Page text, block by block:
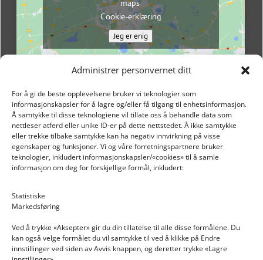
Administrer personvernet ditt
For å gi de beste opplevelsene bruker vi teknologier som
informasjonskapsler for å lagre og/eller få tilgang til enhetsinformasjon.
Å samtykke til disse teknologiene vil tillate oss å behandle data som
nettleser atferd eller unike ID-er på dette nettstedet. Å ikke samtykke
eller trekke tilbake samtykke kan ha negativ innvirkning på visse
egenskaper og funksjoner. Vi og våre forretningspartnere bruker
teknologier, inkludert informasjonskapsler/«cookies» til å samle
informasjon om deg for forskjellige formål, inkludert:
Statistiske
Markedsføring
Ved å trykke «Aksepter» gir du din tillatelse til alle disse formålene. Du
kan også velge formålet du vil samtykke til ved å klikke på Endre
innstillinger ved siden av Avvis knappen, og deretter trykke «Lagre
maps
Cookie-erklæring
Jeg er enig